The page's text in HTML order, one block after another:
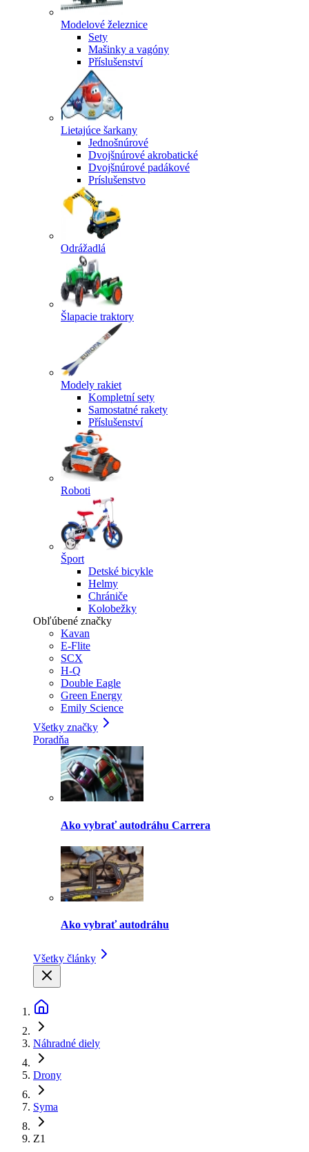
Modelové železnice
Sety
Mašinky a vagóny
Příslušenství
Lietajúce šarkany
Jednošnúrové
Dvojšnúrové akrobatické
Dvojšnúrové padákové
Príslušenstvo
Odrážadlá
Šlapacie traktory
Modely rakiet
Kompletní sety
Samostatné rakety
Příslušenství
Roboti
Šport
Detské bicykle
Helmy
Chrániče
Kolobežky
Obľúbené značky
Kavan
E-Flite
SCX
H-Q
Double Eagle
Green Energy
Emily Science
Všetky značky
Poradňa
Ako vybrať autodráhu Carrera
Ako vybrať autodráhu
Všetky články
Náhradné diely
Drony
Syma
Z1